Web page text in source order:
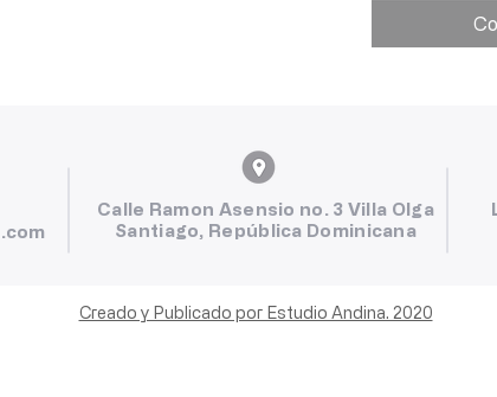
Calle Ramon Asensio no. 3 Villa Olga
Santiago, República Dominicana
Creado y Publicado por Estudio Andina. 2020